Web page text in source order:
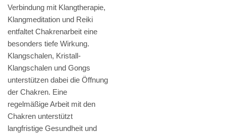
Verbindung mit Klangtherapie,
Klangmeditation und Reiki
entfaltet Chakrenarbeit eine
besonders tiefe Wirkung.
Klangschalen, Kristall-
Klangschalen und Gongs
unterstützen dabei die Öffnung
der Chakren. Eine
regelmäßige Arbeit mit den
Chakren unterstützt
langfristige Gesundheit und